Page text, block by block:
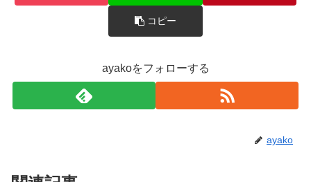
コピー
ayakoをフォローする
ayako